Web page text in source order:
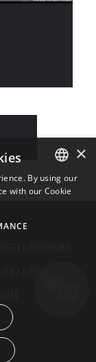
ENGLISH
×
By using our
with our Cookie